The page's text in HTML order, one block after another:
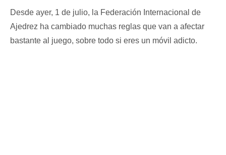
Desde ayer, 1 de julio, la Federación Internacional de
Ajedrez ha cambiado muchas reglas que van a afectar
bastante al juego, sobre todo si eres un móvil adicto.